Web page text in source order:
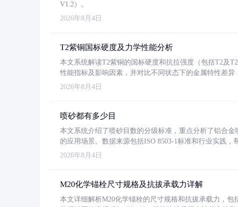
V1.2）。
2026年8月4日
T2紫铜国标硬度及力学性能分析
本文系统解读T2紫铜的国标硬度和抗拉强度（包括T2及
性能指标及影响因素，并对比不同状态下的金属特性差异
2026年8月4日
喷砂都有多少目
本文系统介绍了喷砂目数的分级标准，重点分析了铝合
的应用场景。数据来源包括ISO 8503-1标准和行业实践，
2026年8月4日
M20化学锚栓尺寸规格及抗拔承载力详解
本文详细解析M20化学锚栓的尺寸规格和抗拔承载力，